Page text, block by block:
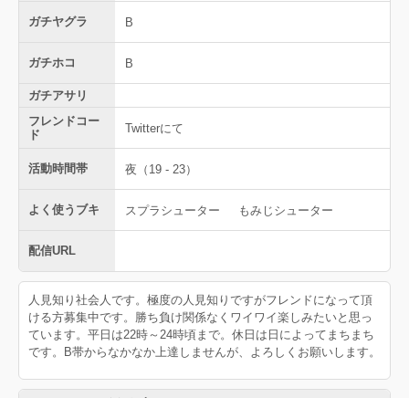
ガチヤグラ B
ガチホコ B
ガチアサリ
フレンドコー
ド
Twitterにて
活動時間帯 夜（19 - 23）
よく使うブキ スプラシューター もみじシューター
配信URL
人見知り社会人です。極度の人見知りですがフレンドになって頂
ける方募集中です。勝ち負け関係なくワイワイ楽しみたいと思っ
ています。平日は22時～24時頃まで。休日は日によってまちまち
です。B帯からなかなか上達しませんが、よろしくお願いします。